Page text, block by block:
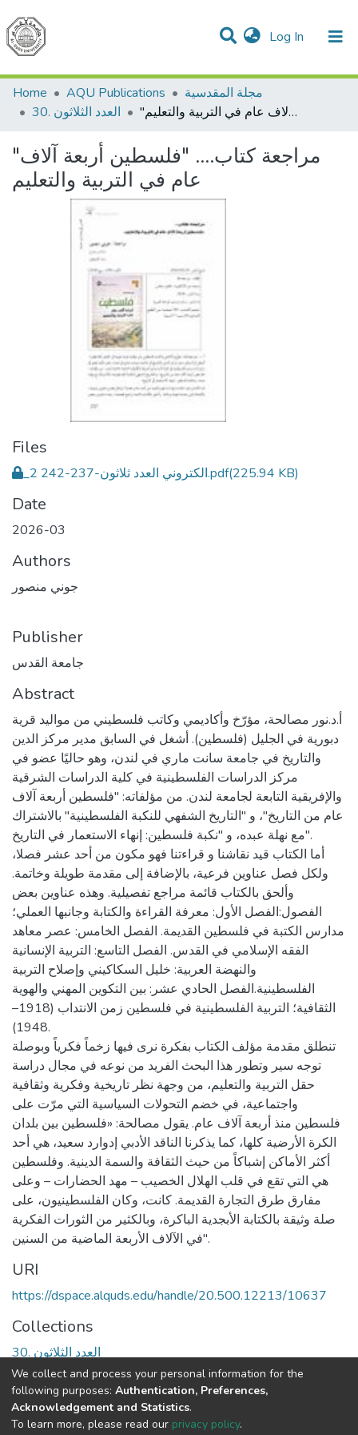
Log In (current)
Communities & Collections
All of DSpace
Home
AQU Publications
مجلة المقدسية
العدد الثلاثون .30
"مراجعة كتاب…. "فلسطين أربعة آلاف عام في التربية والتعليم
"مراجعة كتاب…. "فلسطين أربعة آلاف
عام في التربية والتعليم
Files
_2 الكتروني العدد ثلاثون-237-242.pdf(225.94 KB)
Date
2026-03
Authors
جوني منصور
Publisher
جامعة القدس
Abstract
أ.د.نور مصالحة، مؤرّخ وأكاديمي وكاتب فلسطيني من مواليد قرية
دبورية في الجليل (فلسطين). أشغل في السابق مدير مركز الدين
والتاريخ في جامعة سانت ماري في لندن، وهو حاليًا عضو في
مركز الدراسات الفلسطينية في كلية الدراسات الشرقية
والإفريقية التابعة لجامعة لندن. من مؤلفاته: "فلسطين أربعة آلاف
عام من التاريخ"، و "التاريخ الشفهي للنكبة الفلسطينية" بالاشتراك
مع نهلة عبده، و "نكبة فلسطين: إنهاء الاستعمار في التاريخ".
أما الكتاب قيد نقاشنا و قراءتنا فهو مكون من أحد عشر فصلا،
ولكل فصل عناوين فرعية، بالإضافة إلى مقدمة طويلة وخاتمة.
وألحق بالكتاب قائمة مراجع تفصيلية. وهذه عناوين بعض
الفصول:الفصل الأول: معرفة القراءة والكتابة وجانبها العملي؛
مدارس الكتبة في فلسطين القديمة. الفصل الخامس: عصر معاهد
الفقه الإسلامي في القدس. الفصل التاسع: التربية الإنسانية
والنهضة العربية: خليل السكاكيني وإصلاح التربية
الفلسطينية.الفصل الحادي عشر: بين التكوين المهني والهوية
الثقافية؛ التربية الفلسطينية في فلسطين زمن الانتداب (1918–
1948).
تنطلق مقدمة مؤلف الكتاب بفكرة نرى فيها زخماً فكرياً وبوصلة
توجه سير وتطور هذا البحث الفريد من نوعه في مجال دراسة
حقل التربية والتعليم، من وجهة نظر تاريخية وفكرية وثقافية
واجتماعية، في خضم التحولات السياسية التي مرّت على
فلسطين منذ أربعة آلاف عام. يقول مصالحة: «فلسطين بين بلدان
الكرة الأرضية كلها، كما يذكرنا الناقد الأدبي إدوارد سعيد، هي أحد
أكثر الأماكن إشباكاً من حيث الثقافة والسمة الدينية. وفلسطين
هي التي تقع في قلب الهلال الخصيب – مهد الحضارات – وعلى
مفارق طرق التجارة القديمة. كانت، وكان الفلسطينيون، على
صلة وثيقة بالكتابة الأبجدية الباكرة، وبالكثير من الثورات الفكرية
في الآلاف الأربعة الماضية من السنين".
URI
https://dspace.alquds.edu/handle/20.500.12213/10637
Collections
العدد الثلاثون .30
Full item page
We collect and process your personal information for the
following purposes: Authentication, Preferences,
Acknowledgement and Statistics.
To learn more, please read our privacy policy.